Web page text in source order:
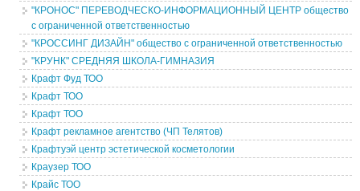
"КРОНОС" ПЕРЕВОДЧЕСКО-ИНФОРМАЦИОННЫЙ ЦЕНТР общество
с ограниченной ответственностью
"КРОССИНГ ДИЗАЙН" общество с ограниченной ответственностью
"КРУНК" СРЕДНЯЯ ШКОЛА-ГИМНАЗИЯ
Крафт Фуд ТОО
Крафт ТОО
Крафт ТОО
Крафт рекламное агентство (ЧП Телятов)
Крафтуэй центр эстетической косметологии
Краузер ТОО
Крайс ТОО